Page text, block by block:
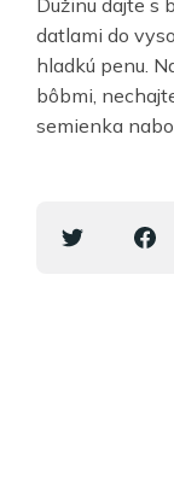
Dužinu dajte s
datlami do
hladkú penu.
bôbmi,
semienka